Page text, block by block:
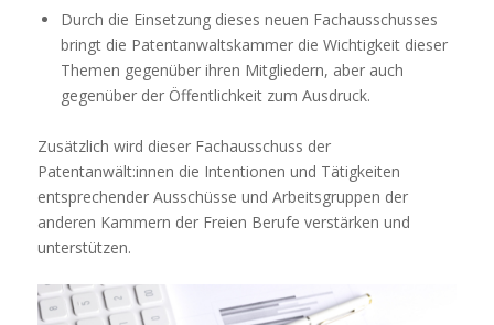
Durch die Einsetzung dieses neuen Fachausschusses
bringt die Patentanwaltskammer die Wichtigkeit dieser
Themen gegenüber ihren Mitgliedern, aber auch
gegenüber der Öffentlichkeit zum Ausdruck.
Zusätzlich wird dieser Fachausschuss der
Patentanwält:innen die Intentionen und Tätigkeiten
entsprechender Ausschüsse und Arbeitsgruppen der
anderen Kammern der Freien Berufe verstärken und
unterstützen.